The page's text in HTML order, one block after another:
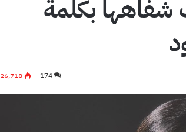
شفاهها بكلمة
174 26٬718